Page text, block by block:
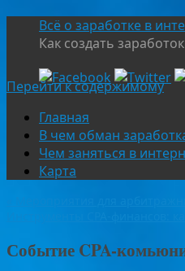
Всё о заработке в
Как создать
Перейти к содержимому
Главная
В чем обман
Чем заняться в
Карта
Событие CPA-